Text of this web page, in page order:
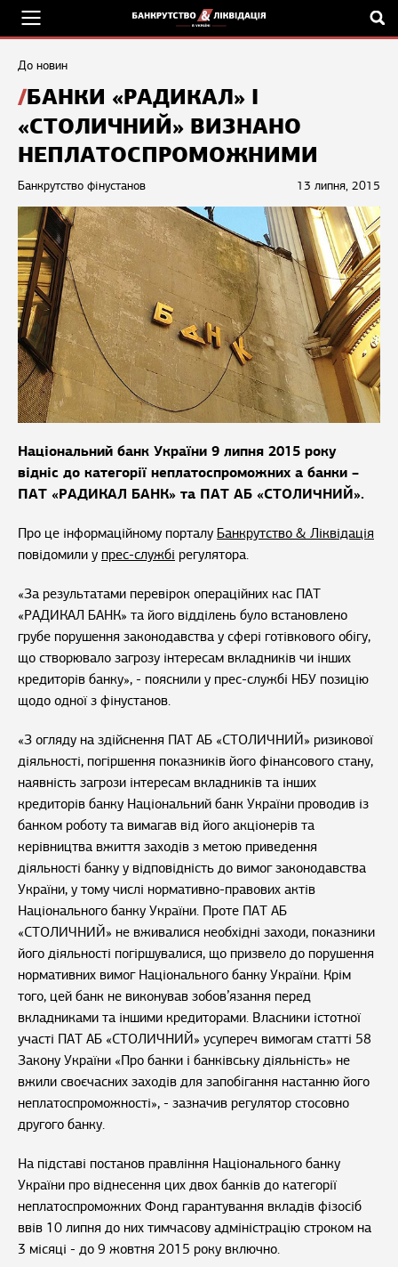
До новин
БАНКИ «РАДИКАЛ» І
«СТОЛИЧНИЙ» ВИЗНАНО
НЕПЛАТОСПРОМОЖНИМИ
13 липня, 2015
Банкрутство фінустанов
Національний банк України 9 липня 2015 року
відніс до категорії неплатоспроможних а банки –
ПАТ «РАДИКАЛ БАНК» та ПАТ АБ «СТОЛИЧНИЙ».
Про це інформаційному порталу Банкрутство & Ліквідація
повідомили у прес-службі регулятора.
«За результатами перевірок операційних кас ПАТ
«РАДИКАЛ БАНК» та його відділень було встановлено
грубе порушення законодавства у сфері готівкового обігу,
що створювало загрозу інтересам вкладників чи інших
кредиторів банку», - пояснили у прес-службі НБУ позицію
щодо одної з фінустанов.
«З огляду на здійснення ПАТ АБ «СТОЛИЧНИЙ» ризикової
діяльності, погіршення показників його фінансового стану,
наявність загрози інтересам вкладників та інших
кредиторів банку Національний банк України проводив із
банком роботу та вимагав від його акціонерів та
керівництва вжиття заходів з метою приведення
діяльності банку у відповідність до вимог законодавства
України, у тому числі нормативно-правових актів
Національного банку України. Проте ПАТ АБ
«СТОЛИЧНИЙ» не вживалися необхідні заходи, показники
його діяльності погіршувалися, що призвело до порушення
нормативних вимог Національного банку України. Крім
того, цей банк не виконував зобов’язання перед
вкладниками та іншими кредиторами. Власники істотної
участі ПАТ АБ «СТОЛИЧНИЙ» усупереч вимогам статті 58
Закону України «Про банки і банківську діяльність» не
вжили своєчасних заходів для запобігання настанню його
неплатоспроможності», - зазначив регулятор стосовно
другого банку.
На підставі постанов правління Національного банку
України про віднесення цих двох банків до категорії
неплатоспроможних Фонд гарантування вкладів фізосіб
ввів 10 липня до них тимчасову адміністрацію строком на
3 місяці - до 9 жовтня 2015 року включно.